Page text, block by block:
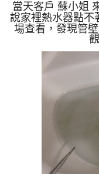
當天客戶 蘇小姐
說家裡熱水器點不
場查看，發現管
洗機 ，開始 清洗
很像泡沫紅茶，
片，客戶 蘇小姐
重， 水管清洗 約
小姐 能洗個舒服
洗水管, 熱水